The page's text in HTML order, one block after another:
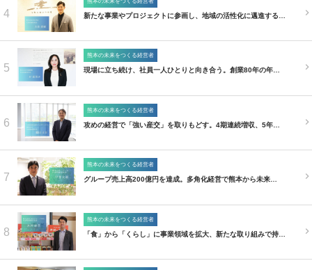
4 新たな事業やプロジェクトに参画し、地域の活性化に邁進する…
5
熊本の未来をつくる経営者
現場に立ち続け、社員一人ひとりと向き合う。創業80年の年…
6
熊本の未来をつくる経営者
攻めの経営で「強い産交」を取りもどす。4期連続増収、5年…
7
熊本の未来をつくる経営者
グループ売上高200億円を達成。多角化経営で熊本から未来…
8
熊本の未来をつくる経営者
「食」から「くらし」に事業領域を拡大、新たな取り組みで持…